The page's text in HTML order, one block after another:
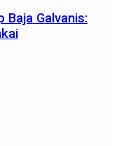
Galvanis: